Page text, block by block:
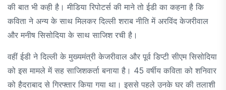
की बात भी कही है। मीडिया रिपोटर्स की माने तो ईडी का कहना है कि
कविता ने अन्य के साथ मिलकर दिल्ली शराब नीति में अरविंद केजरीवाल
और मनीष सिसोदिया के साथ साजिश रची है।
वहीं ईडी ने दिल्ली के मुख्यमंत्री केजरीवाल और पूर्व डिप्टी सीएम सिसोदिया
को इस मामले में सह साजिशकर्ता बनाया है। 45 वर्षीय कविता को शनिवार
को हैदराबाद से गिरफ्तार किया गया था। इससे पहले उनके घर की तलाशी